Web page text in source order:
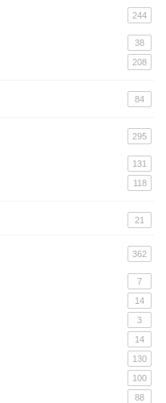
244
38
208
84
295
131
118
21
362
7
14
3
14
130
100
88